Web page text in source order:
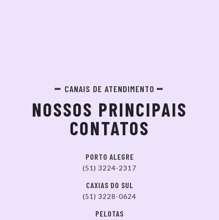
CANAIS DE ATENDIMENTO
NOSSOS PRINCIPAIS
CONTATOS
PORTO ALEGRE
(51) 3224-2317
CAXIAS DO SUL
(51) 3228-0624
PELOTAS